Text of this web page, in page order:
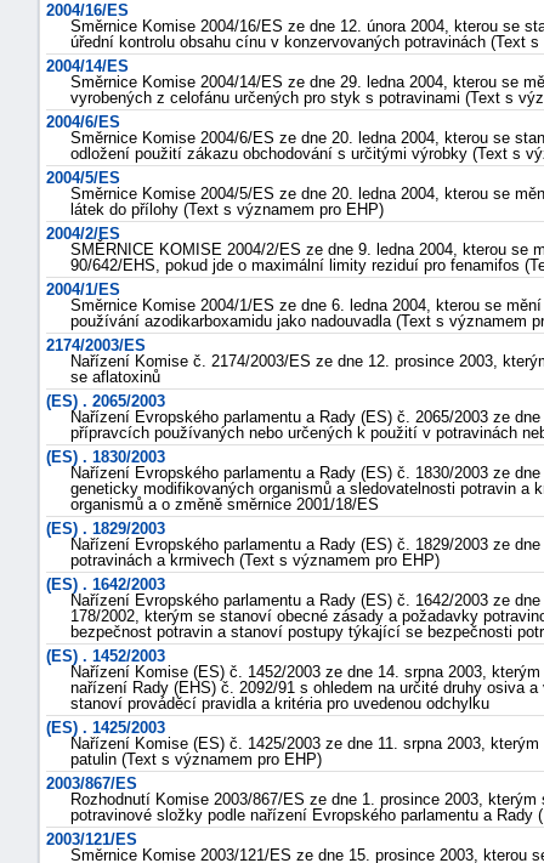
2004/16/ES
Směrnice Komise 2004/16/ES ze dne 12. února 2004, kterou se
úřední kontrolu obsahu cínu v konzervovaných potravinách (Text
2004/14/ES
Směrnice Komise 2004/14/ES ze dne 29. ledna 2004, kterou se
vyrobených z celofánu určených pro styk s potravinami (Text s
2004/6/ES
Směrnice Komise 2004/6/ES ze dne 20. ledna 2004, kterou se
odložení použití zákazu obchodování s určitými výrobky (Text s
2004/5/ES
Směrnice Komise 2004/5/ES ze dne 20. ledna 2004, kterou se
látek do přílohy (Text s významem pro EHP)
2004/2/ES
SMĚRNICE KOMISE 2004/2/ES ze dne 9. ledna 2004, kterou se
90/642/EHS, pokud jde o maximální limity reziduí pro fenamifos
2004/1/ES
Směrnice Komise 2004/1/ES ze dne 6. ledna 2004, kterou se
používání azodikarboxamidu jako nadouvadla (Text s významem
2174/2003/ES
Nařízení Komise č. 2174/2003/ES ze dne 12. prosince 2003,
se aflatoxinů
(ES) . 2065/2003
Nařízení Evropského parlamentu a Rady (ES) č. 2065/2003 ze
přípravcích používaných nebo určených k použití v potravinách
(ES) . 1830/2003
Nařízení Evropského parlamentu a Rady (ES) č. 1830/2003 ze
geneticky modifikovaných organismů a sledovatelnosti potravin a
organismů a o změně směrnice 2001/18/ES
(ES) . 1829/2003
Nařízení Evropského parlamentu a Rady (ES) č. 1829/2003 ze
potravinách a krmivech (Text s významem pro EHP)
(ES) . 1642/2003
Nařízení Evropského parlamentu a Rady (ES) č. 1642/2003 ze
178/2002, kterým se stanoví obecné zásady a požadavky
bezpečnost potravin a stanoví postupy týkající se bezpečnosti
(ES) . 1452/2003
Nařízení Komise (ES) č. 1452/2003 ze dne 14. srpna 2003,
nařízení Rady (EHS) č. 2092/91 s ohledem na určité druhy osiva
stanoví prováděcí pravidla a kritéria pro uvedenou odchylku
(ES) . 1425/2003
Nařízení Komise (ES) č. 1425/2003 ze dne 11. srpna 2003,
patulin (Text s významem pro EHP)
2003/867/ES
Rozhodnutí Komise 2003/867/ES ze dne 1. prosince 2003,
potravinové složky podle nařízení Evropského parlamentu a Rady
2003/121/ES
Směrnice Komise 2003/121/ES ze dne 15. prosince 2003, kterou